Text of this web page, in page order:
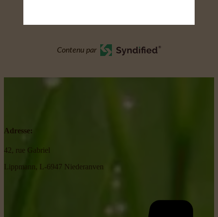
Contenu par
Adresse:
42, rue Gabriel
Lippmann, L-6947 Niederanven